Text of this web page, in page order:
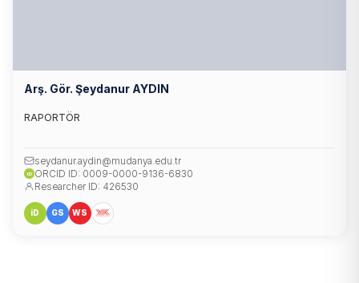
Arş. Gör. Şeydanur AYDIN
RAPORTÖR
seydanur.aydin@mudanya.edu.tr
iD ORCID ID: 0009-0000-9136-6830
Researcher ID: 426530
iD GS WS